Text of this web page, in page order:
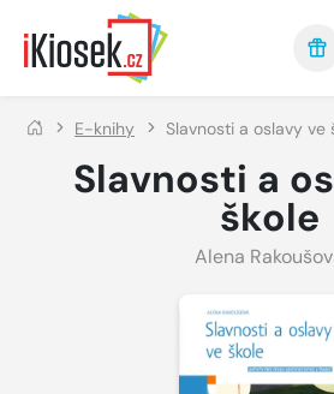
Přejít na hlavní obsah
E-knihy Slavnosti a oslavy ve
Slavnosti a
škole
Alena